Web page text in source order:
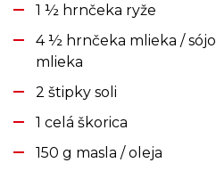
1 ½ hrnčeka ryže
4 ½ hrnčeka mlieka /
mlieka
2 štipky soli
1 celá škorica
150 g masla / oleja